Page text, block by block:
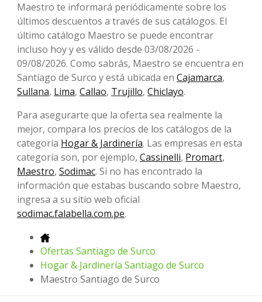
Maestro te informará periódicamente sobre los
últimos descuentos a través de sus catálogos. El
último catálogo Maestro se puede encontrar
incluso hoy y es válido desde 03/08/2026 -
09/08/2026. Como sabrás, Maestro se encuentra en
Santiago de Surco y está ubicada en Cajamarca,
Sullana, Lima, Callao, Trujillo, Chiclayo.
Para asegurarte que la oferta sea realmente la
mejor, compara los precios de los catálogos de la
categoría Hogar & Jardinería. Las empresas en esta
categoría son, por ejemplo, Cassinelli, Promart,
Maestro, Sodimac. Si no has encontrado la
información que estabas buscando sobre Maestro,
ingresa a su sitio web oficial
sodimac.falabella.com.pe.
Ofertas Santiago de Surco
Hogar & Jardinería Santiago de Surco
Maestro Santiago de Surco